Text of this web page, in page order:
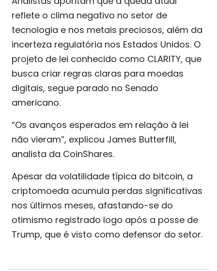
reflete o clima negativo no setor de
tecnologia e nos metais preciosos, além da
incerteza regulatória nos Estados Unidos. O
projeto de lei conhecido como CLARITY, que
busca criar regras claras para moedas
digitais, segue parado no Senado
americano.
“Os avanços esperados em relação à lei
não vieram”, explicou James Butterfill,
analista da CoinShares.
Apesar da volatilidade típica do bitcoin, a
criptomoeda acumula perdas significativas
nos últimos meses, afastando-se do
otimismo registrado logo após a posse de
Trump, que é visto como defensor do setor.